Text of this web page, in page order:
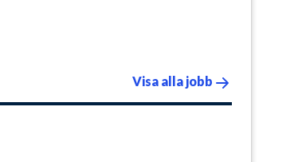
Visa alla jobb